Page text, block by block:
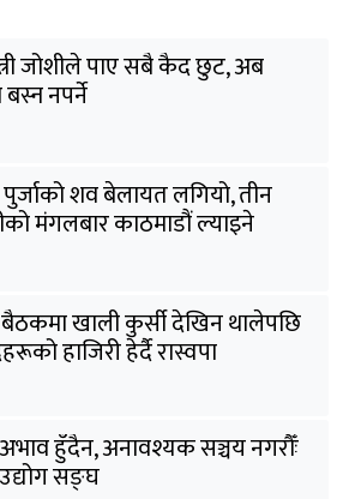
जोशीले पाए सबै कैद छुट, अब
नपर्ने
पुर्जाको शव बेलायत लगियो, तीन
मंगलबार काठमाडौं ल्याइने
खाली कुर्सी देखिन थालेपछि
हाजिरी हेर्दै रास्वपा
हुँदैन, अनावश्यक सञ्चय नगरौँः
सङ्घ